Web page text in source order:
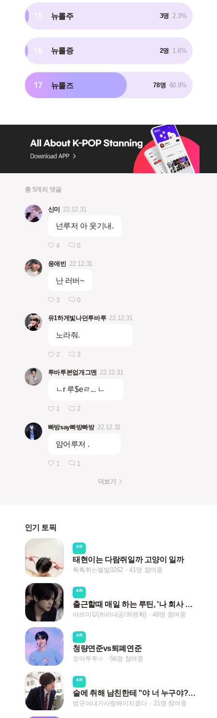
15 뉴롤주 3명 2.3%
16 뉴롤증 2명 1.6%
17 뉴룰즈 78명 60.9%
총 5개의 댓글
신미 22.12.31
넌루저 아 웃기내.
4 0
응애빈 22.12.31
난 러버~
3 0
유1하게빛나던투바투 22.12.31
노라줘.
2 3
투바투본업개그맨 22.12.31
ㄴr 루$eㄹ... ㄴ
1 2
빠방say빠방빠방 22.12.31
암어루저 .
1 1
더보기
인기 토픽
A/B
태현이는 다람쥐일까 고양이 일까
톡톡튀는별빛0262 41명 참여중
A/B
출근할때 매일 하는 루틴, '나 회사 출근 중!'
야르미🦊ㅤ{하라대공/최팬확} 49명 참여중
A/B
청량연준vs퇴폐연준
모아투투☆ 56명 참여중
A/B
술에 취해 남친한테 "야 너 누구야?'라고 했을때
범규야내가사랑해미치겠다 21명 참여중